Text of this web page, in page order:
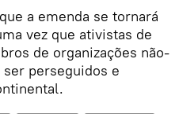
a emenda se tornará
vez que ativistas de
de organizações não-
perseguidos e